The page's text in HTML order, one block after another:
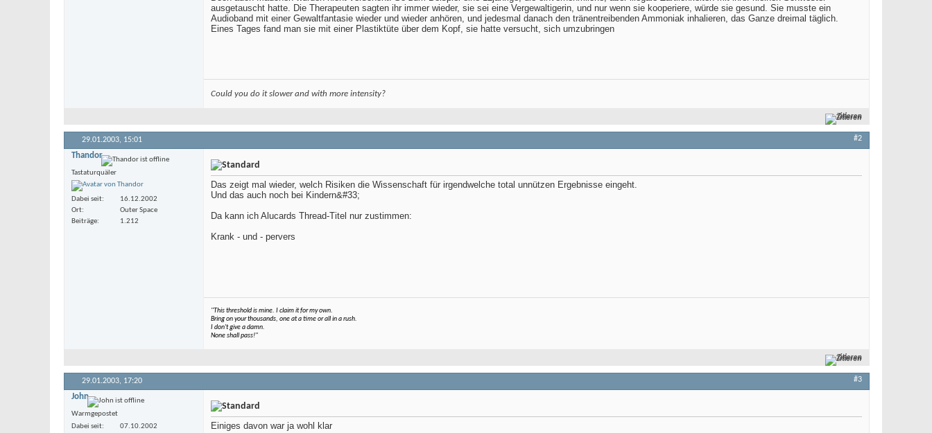
ausgetauscht hatte. Die Therapeuten sagten ihr immer wieder, sie sei eine Vergewaltigerin, und nur wenn sie kooperiere, würde sie gesund. Sie musste ein
Audioband mit einer Gewaltfantasie wieder und wieder anhören, und jedesmal danach den tränentreibenden Ammoniak inhalieren, das Ganze dreimal täglich.
Eines Tages fand man sie mit einer Plastiktüte über dem Kopf, sie hatte versucht, sich umzubringen
Could you do it slower and with more intensity?
Zitieren
29.01.2003, 15:01 #2
Thandor
Tastaturquäler
Dabei seit
16.12.2002
Ort
Outer Space
Beiträge
1.212
Das zeigt mal wieder, welch Risiken die Wissenschaft für irgendwelche total unnützen Ergebnisse eingeht.
Und das auch noch bei Kindern&#33;
Da kann ich Alucards Thread-Titel nur zustimmen:
Krank - und - pervers
"This threshold is mine. I claim it for my own.
Bring on your thousands, one at a time or all in a rush.
I don't give a damn.
None shall pass!"
Zitieren
29.01.2003, 17:20 #3
John
Warmgepostet
Dabei seit
07.10.2002
Einiges davon war ja wohl klar